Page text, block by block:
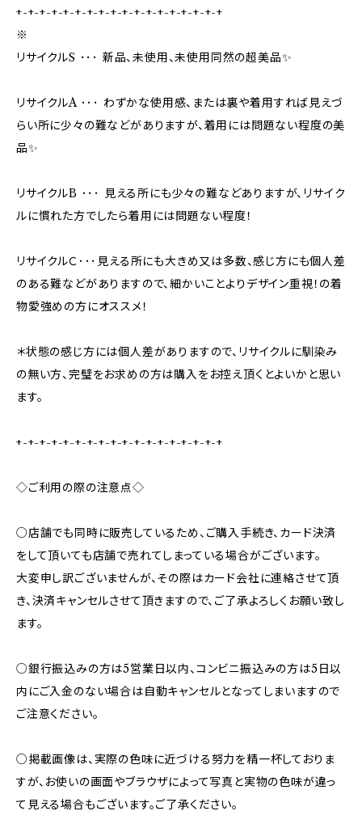
+-+-+-+-+-+-+-+-+-+-+-+-+-+-+-+-+-+
※
リサイクルS ･･･ 新品、未使用、未使用同然の超美品✨
リサイクルA ･･･ わずかな使用感、または裏や着用すれば見えづ
らい所に少々の難などがありますが、着用には問題ない程度の美
品✨
リサイクルB ･･･ 見える所にも少々の難などありますが、リサイク
ルに慣れた方でしたら着用には問題ない程度！
リサイクルＣ･･･見える所にも大きめ又は多数、感じ方にも個人差
のある難などがありますので、細かいことよりデザイン重視！の着
物愛強めの方にオススメ！
＊状態の感じ方には個人差がありますので、リサイクルに馴染み
の無い方、完璧をお求めの方は購入をお控え頂くとよいかと思い
ます。
+-+-+-+-+-+-+-+-+-+-+-+-+-+-+-+-+-+
◇ご利用の際の注意点◇
○店舗でも同時に販売しているため、ご購入手続き、カード決済
をして頂いても店舗で売れてしまっている場合がございます。
大変申し訳ございませんが、その際はカード会社に連絡させて頂
き、決済キャンセルさせて頂きますので、ご了承よろしくお願い致し
ます。
○銀行振込みの方は5営業日以内、コンビニ振込みの方は5日以
内にご入金のない場合は自動キャンセルとなってしまいますので
ご注意ください。
○掲載画像は、実際の色味に近づける努力を精一杯しておりま
すが、お使いの画面やブラウザによって写真と実物の色味が違っ
て見える場合もございます。ご了承ください。